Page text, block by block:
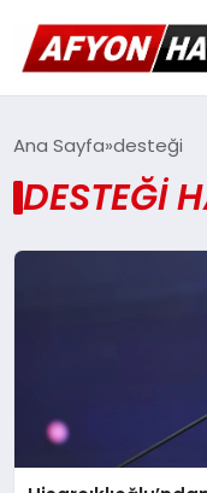
AFYON HABER
Ana Sayfa desteği
DESTEĞI